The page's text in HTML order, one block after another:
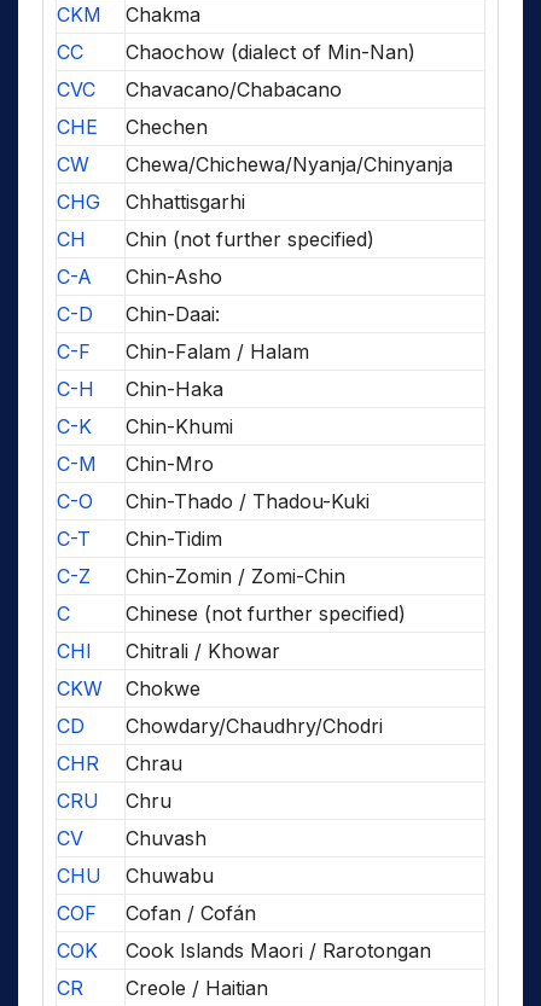
CKM
Chakma
CC
Chaochow (dialect of Min-Nan)
CVC
Chavacano/Chabacano
CHE
Chechen
CW
Chewa/Chichewa/Nyanja/Chinyanja
CHG
Chhattisgarhi
CH
Chin (not further specified)
C-A
Chin-Asho
C-D
Chin-Daai:
C-F
Chin-Falam / Halam
C-H
Chin-Haka
C-K
Chin-Khumi
C-M
Chin-Mro
C-O
Chin-Thado / Thadou-Kuki
C-T
Chin-Tidim
C-Z
Chin-Zomin / Zomi-Chin
C
Chinese (not further specified)
CHI
Chitrali / Khowar
CKW
Chokwe
CD
Chowdary/Chaudhry/Chodri
CHR
Chrau
CRU
Chru
CV
Chuvash
CHU
Chuwabu
COF
Cofan / Cofán
COK
Cook Islands Maori / Rarotongan
CR
Creole / Haitian